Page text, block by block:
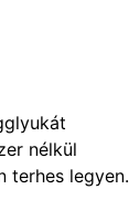
nélkül
terhes legyen.